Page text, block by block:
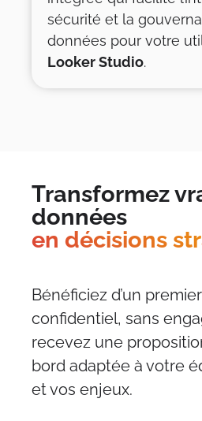
sécurité et la
données pour votre
Looker Studio.
Transformez
données
en décisions
Bénéficiez d’un
confidentiel, sans
recevez une
bord adaptée à votre
et vos enjeux.